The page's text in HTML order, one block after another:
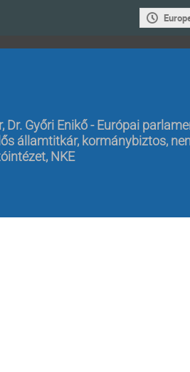
, Dr. Győri Enikő - Európai
államtitkár, kormánybiztos,
NKE